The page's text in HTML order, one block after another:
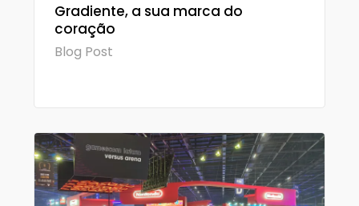
Gradiente, a sua marca do
coração
Blog Post